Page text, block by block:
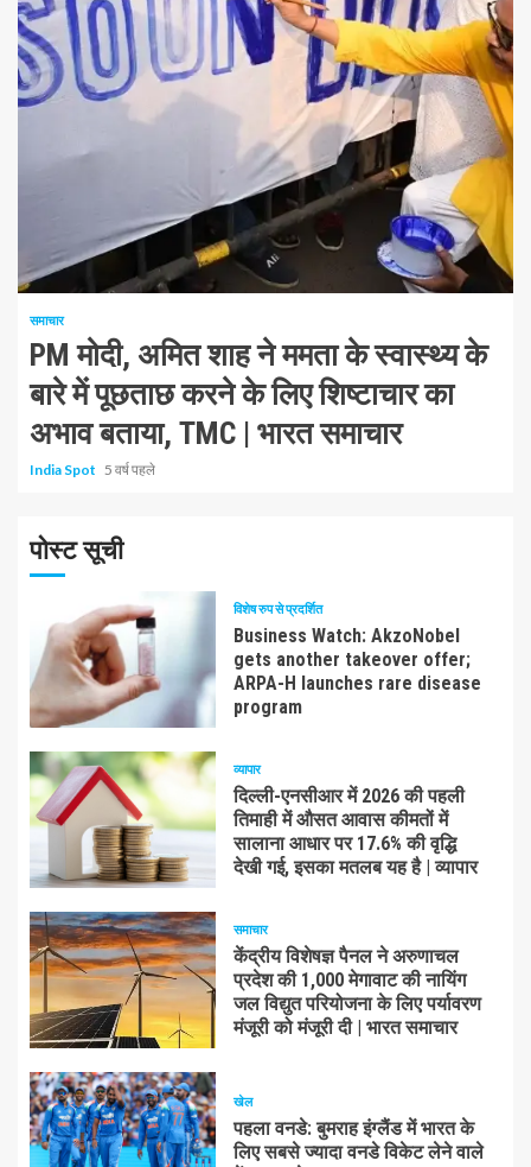
1 न्यूनतम पढ़ा
समाचार
PM मोदी, अमित शाह ने ममता के स्वास्थ्य के
बारे में पूछताछ करने के लिए शिष्टाचार का
अभाव बताया, TMC | भारत समाचार
India Spot 5 वर्ष पहले
पोस्ट सूची
विशेष रुप से प्रदर्शित
Business Watch: AkzoNobel
gets another takeover offer;
ARPA-H launches rare disease
program
व्यापार
दिल्ली-एनसीआर में 2026 की पहली
तिमाही में औसत आवास कीमतों में
सालाना आधार पर 17.6% की वृद्धि
देखी गई, इसका मतलब यह है | व्यापार
समाचार
केंद्रीय विशेषज्ञ पैनल ने अरुणाचल
प्रदेश की 1,000 मेगावाट की नायिंग
जल विद्युत परियोजना के लिए पर्यावरण
मंजूरी को मंजूरी दी | भारत समाचार
खेल
पहला वनडे: बुमराह इंग्लैंड में भारत के
लिए सबसे ज्यादा वनडे विकेट लेने वाले